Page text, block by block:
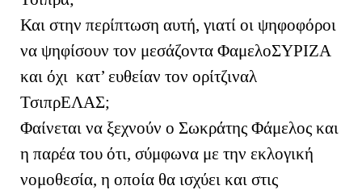
Και στην περίπτωση αυτή, γιατί οι ψηφοφόροι
να ψηφίσουν τον μεσάζοντα ΦαμελοΣΥΡΙΖΑ
και όχι κατ’ ευθείαν τον ορίτζιναλ
ΤσιπρΕΛΑΣ;
Φαίνεται να ξεχνούν ο Σωκράτης Φάμελος και
η παρέα του ότι, σύμφωνα με την εκλογική
νομοθεσία, η οποία θα ισχύει και στις